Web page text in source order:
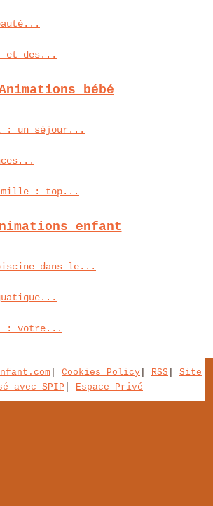
et des...
bébé
: un séjour...
: top...
enfant
dans le...
: votre...
Cookies Policy RSS
Site
avec SPIP
Espace Privé